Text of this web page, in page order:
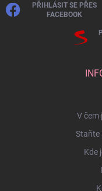
PŘIHLÁSIT SE PŘES
FACEBOOK
V čem
Staňte
Kde